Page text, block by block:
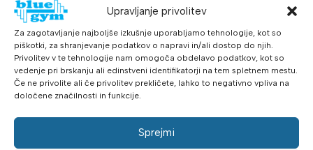
Upravljanje privolitev
Za zagotavljanje najboljše izkušnje uporabljamo tehnologije, kot so
piškotki, za shranjevanje podatkov o napravi in/ali dostop do njih.
Privolitev v te tehnologije nam omogoča obdelavo podatkov, kot so
vedenje pri brskanju ali edinstveni identifikatorji na tem spletnem mestu.
Če ne privolite ali če privolitev prekličete, lahko to negativno vpliva na
določene značilnosti in funkcije.
Sprejmi
– kabli, linearni ležajevi, vzmeti: 1 godina
– ručke, tapecirane površine i sl.: 6 mjeseci
Dimenzije (D x Š x V): 485 x 426 x 470 mm
Teža: 7 kg